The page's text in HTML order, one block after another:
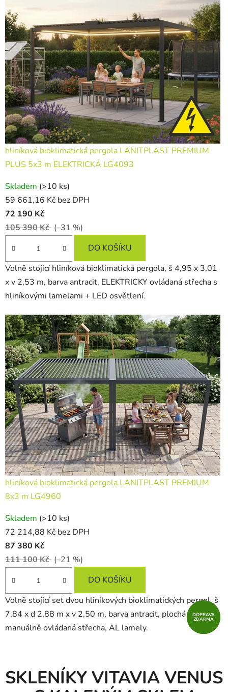
DOPRAVA
ZDARMA
DOPRAVA
ZDARMA
hliníková bioklimatická pergola LANITPLAST PREMIUM
PLUS 5x3 m ELEKTRICKÁ LG4093
Skladem (>10 ks)
59 661,16 Kč bez DPH
72 190 Kč
105 390 Kč (–31 %)
DO KOŠÍKU
Volně stojící hliníková bioklimatická pergola, š 4,95 x 3,01
x v 2,53 m, barva antracit, ELEKTRICKY ovládaná střecha s
hliníkovými lamelami + LED osvětlení.
DOPRAVA
ZDARMA
hliníková bioklimatická pergola LANITPLAST PREMIUM
8x3 m LG4960
Skladem (>10 ks)
72 214,88 Kč bez DPH
87 380 Kč
111 100 Kč (–21 %)
DO KOŠÍKU
Volně stojící set dvou hliníkových bioklimatických pergol, š
7,84 x d 2,88 m x v 2,50 m, barva antracit, plochá
manuálně ovládaná střecha, AL lamely.
SKLENÍKY VITAVIA VENUS